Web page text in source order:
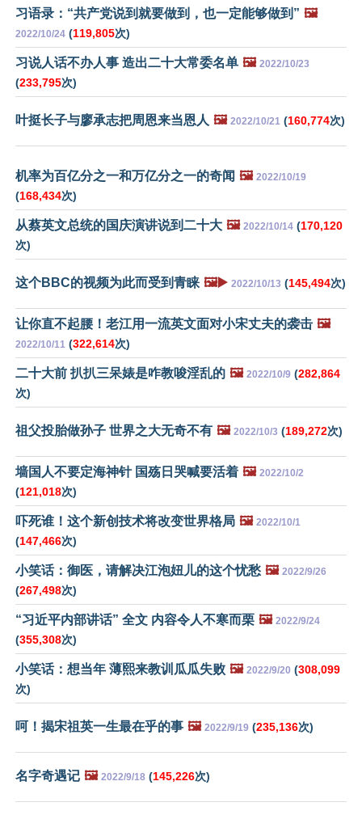
习语录：“共产党说到就要做到，也一定能够做到” 🖼️
2022/10/24 (119,805次)
习说人话不办人事 造出二十大常委名单 🖼️ 2022/10/23
(233,795次)
叶挺长子与廖承志把周恩来当恩人 🖼️ 2022/10/21 (160,774次)
机率为百亿分之一和万亿分之一的奇闻 🖼️ 2022/10/19
(168,434次)
从蔡英文总统的国庆演讲说到二十大 🖼️ 2022/10/14 (170,120
次)
这个BBC的视频为此而受到青睐 🖼️▶️ 2022/10/13 (145,494次)
让你直不起腰！老江用一流英文面对小宋丈夫的袭击 🖼️
2022/10/11 (322,614次)
二十大前 扒扒三呆婊是咋教唆淫乱的 🖼️ 2022/10/9 (282,864
次)
祖父投胎做孙子 世界之大无奇不有 🖼️ 2022/10/3 (189,272次)
墙国人不要定海神针 国殇日哭喊要活着 🖼️ 2022/10/2
(121,018次)
吓死谁！这个新创技术将改变世界格局 🖼️ 2022/10/1
(147,466次)
小笑话：御医，请解决江泡妞儿的这个忧愁 🖼️ 2022/9/26
(267,498次)
“习近平内部讲话” 全文 内容令人不寒而栗 🖼️ 2022/9/24
(355,308次)
小笑话：想当年 薄熙来教训瓜瓜失败 🖼️ 2022/9/20 (308,099
次)
呵！揭宋祖英一生最在乎的事 🖼️ 2022/9/19 (235,136次)
名字奇遇记 🖼️ 2022/9/18 (145,226次)